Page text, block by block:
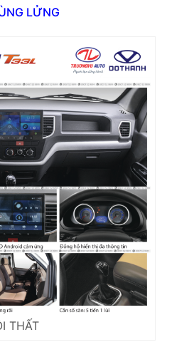
LỬNG
THẤT